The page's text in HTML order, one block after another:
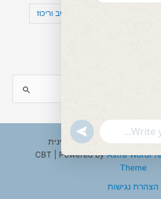
קומורבידיות להפרעת קשב וריכוז
Copyright © 2026 ענבל טננבאום - עו"ס קלינית
Astra
Theme
הצהרת נגישות
undefined